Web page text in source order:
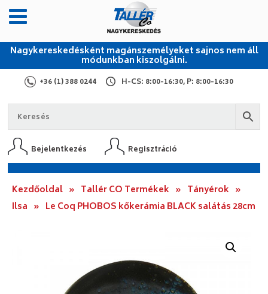
Nagykereskedésként magánszemélyeket sajnos nem áll
módunkban kiszolgálni.
+36 (1) 388 0244 H-CS: 8:00-16:30, P: 8:00-16:30
Bejelentkezés Regisztráció
Kezdőoldal » Tallér CO Termékek » Tányérok »
Ilsa » Le Coq PHOBOS kőkerámia BLACK salátás 28cm